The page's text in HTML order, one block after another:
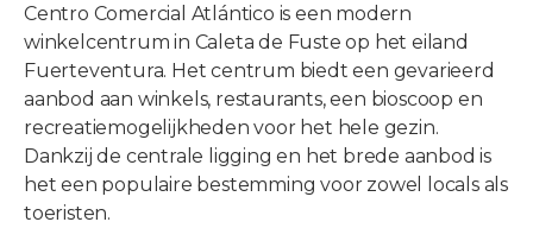
Centro Comercial Atlántico is een modern
winkelcentrum in Caleta de Fuste op het eiland
Fuerteventura. Het centrum biedt een gevarieerd
aanbod aan winkels, restaurants, een bioscoop en
recreatiemogelijkheden voor het hele gezin.
Dankzij de centrale ligging en het brede aanbod is
het een populaire bestemming voor zowel locals als
toeristen.